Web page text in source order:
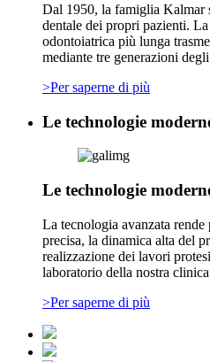
Dal 1950, la famiglia Kalmar
dentale dei propri pazienti.
odontoiatrica più lunga
mediante tre generazioni
>Per saperne di più
Le technologie
Le technologie
La tecnologia avanzata
precisa, la dinamica alta del
realizzazione dei lavori
laboratorio della nostra
>Per saperne di più